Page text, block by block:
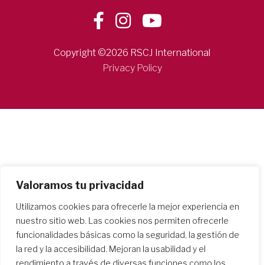
Valoramos tu privacidad
Utilizamos cookies para ofrecerle la mejor experiencia en
nuestro sitio web. Las cookies nos permiten ofrecerle
funcionalidades básicas como la seguridad, la gestión de
la red y la accesibilidad. Mejoran la usabilidad y el
rendimiento a través de diversas funciones como los
Copyright ©2026 RSCJ International
Privacy Policy